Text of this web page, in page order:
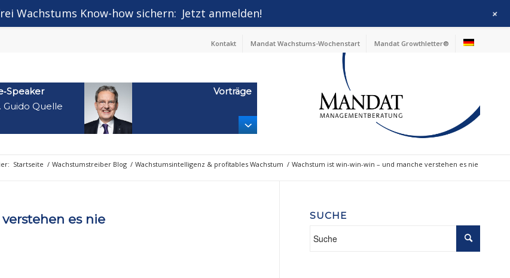
Kontakt Mandat Wachstums-Wochenstart Mandat Growthletter®
Guido Quelle
Vorträge
Startseite / Wachstumstreiber Blog / Wachstumsintelligenz & profitables Wachstum / Wachstum ist win-win-win – und manche verstehen es nie
es nie SUCHE
Wachstums Know-how sichern: Jetzt anmelden! +